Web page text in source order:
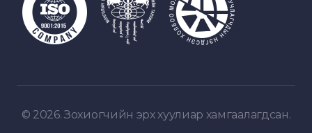
© 2026. Зохиогчийн эрх хуулиар хамгаалагдсан.